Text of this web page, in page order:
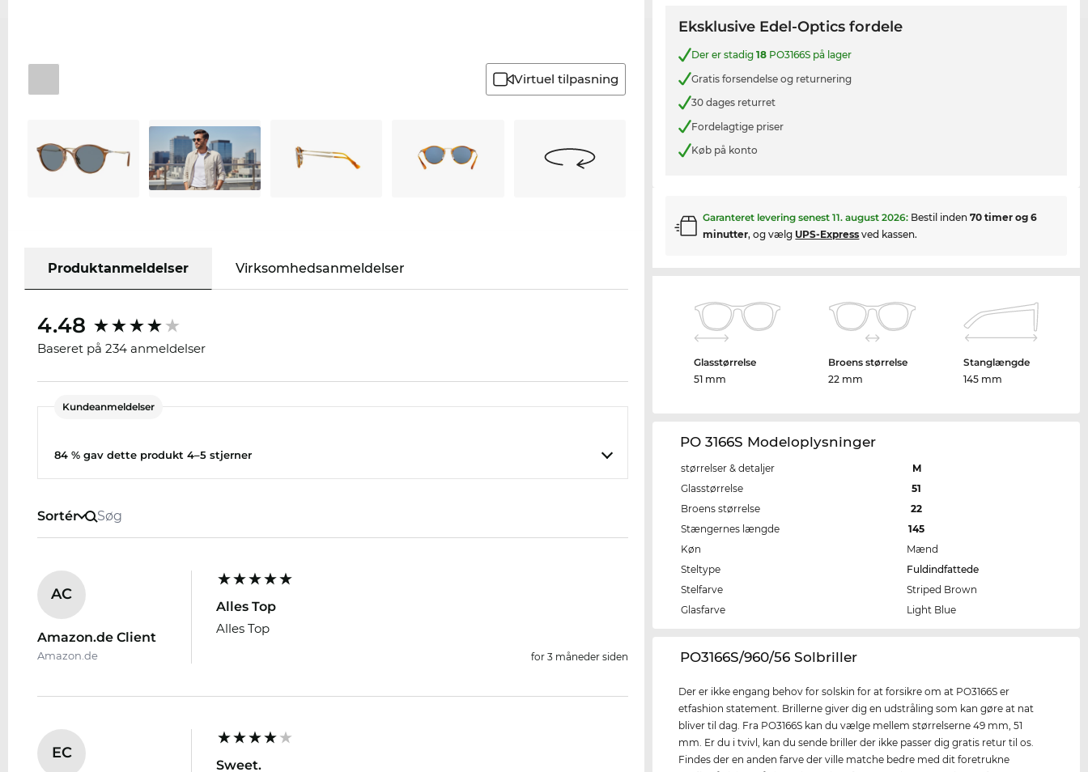
Virtuel tilpasning
Produktanmeldelser Virksomhedsanmeldelser
4.48
Baseret på 234 anmeldelser
Kundeanmeldelser
84 % gav dette produkt 4–5 stjerner
Sortér
AC
Amazon.de Client
Amazon.de
Alles Top
Alles Top
for 3 måneder siden
EC
Sweet.
Eksklusive Edel-Optics fordele
Der er stadig18 PO3166S på lager
Gratis forsendelse og returnering
30 dages returret
Fordelagtige priser
Køb på konto
Garanteret levering senest11. august 2026: Bestil inden70 timer og 6
minutter, og vælg UPS-Express ved kassen.
Glasstørrelse
51 mm
Broens størrelse
22 mm
Stanglængde
145 mm
PO 3166S Modeloplysninger
størrelser & detaljer
M
Glasstørrelse
51
Broens størrelse
22
Stængernes længde
145
Køn
Mænd
Steltype
Fuldindfattede
Stelfarve
Striped Brown
Glasfarve
Light Blue
‌PO3166S/960/56 Solbriller
Der er ikke engang behov for solskin for at forsikre om at PO3166S er
etfashion statement. Brillerne giver dig en udstråling som kan gøre at nat
bliver til dag. Fra PO3166S kan du vælge mellem størrelserne 49 mm, 51
mm. Er du i tvivl, kan du sende briller der ikke passer dig gratis retur til os.
Findes der en anden farve der ville matche bedre med dit foretrukne